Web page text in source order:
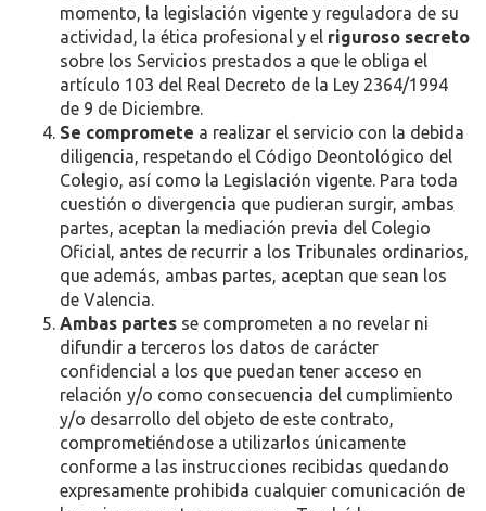
momento, la legislación vigente y reguladora de su
actividad, la ética profesional y el riguroso secreto
sobre los Servicios prestados a que le obliga el
artículo 103 del Real Decreto de la Ley 2364/1994
de 9 de Diciembre.
Se compromete a realizar el servicio con la debida
diligencia, respetando el Código Deontológico del
Colegio, así como la Legislación vigente. Para toda
cuestión o divergencia que pudieran surgir, ambas
partes, aceptan la mediación previa del Colegio
Oficial, antes de recurrir a los Tribunales ordinarios,
que además, ambas partes, aceptan que sean los
de Valencia.
Ambas partes se comprometen a no revelar ni
difundir a terceros los datos de carácter
confidencial a los que puedan tener acceso en
relación y/o como consecuencia del cumplimiento
y/o desarrollo del objeto de este contrato,
comprometiéndose a utilizarlos únicamente
conforme a las instrucciones recibidas quedando
expresamente prohibida cualquier comunicación de